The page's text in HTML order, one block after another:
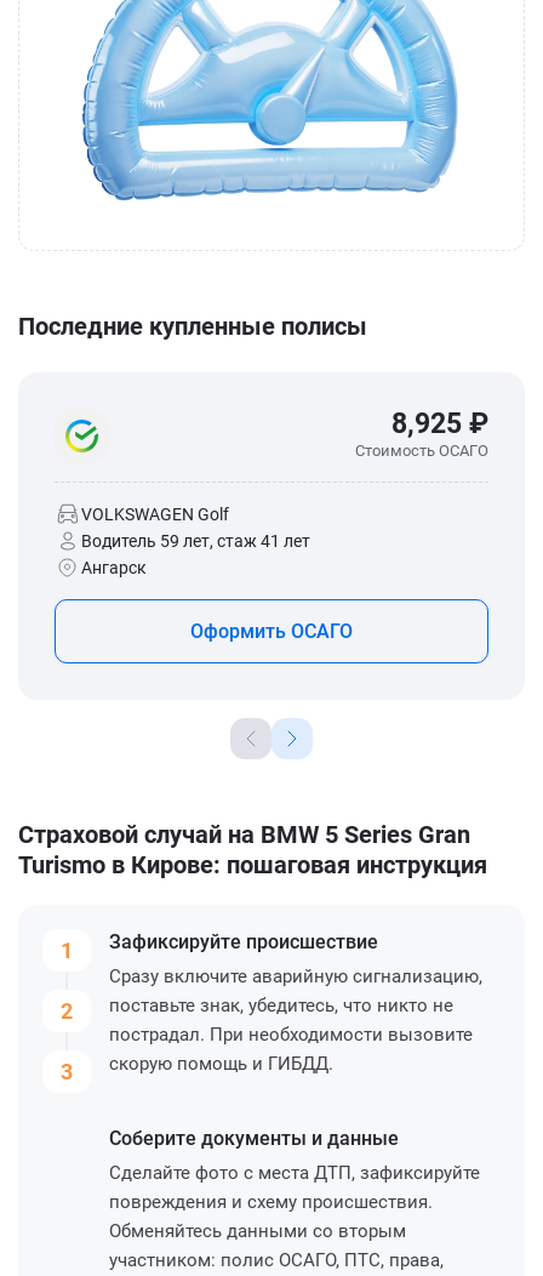
Последние купленные полисы
8,925 ₽
Стоимость ОСАГО
VOLKSWAGEN Golf
Водитель 59 лет, стаж 41 лет
Ангарск
Оформить ОСАГО
Страховой случай на BMW 5 Series Gran
Turismo в Кирове: пошаговая инструкция
1
2
3
Зафиксируйте происшествие
Сразу включите аварийную сигнализацию,
поставьте знак, убедитесь, что никто не
пострадал. При необходимости вызовите
скорую помощь и ГИБДД.
Соберите документы и данные
Сделайте фото с места ДТП, зафиксируйте
повреждения и схему происшествия.
Обменяйтесь данными со вторым
участником: полис ОСАГО, ПТС, права,